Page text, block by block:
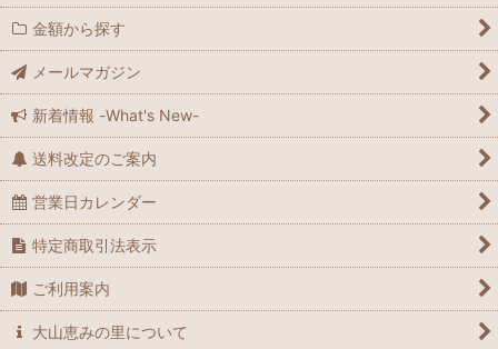
金額から探す
メールマガジン
新着情報 -What's New-
送料改定のご案内
営業日カレンダー
特定商取引法表示
ご利用案内
大山恵みの里について